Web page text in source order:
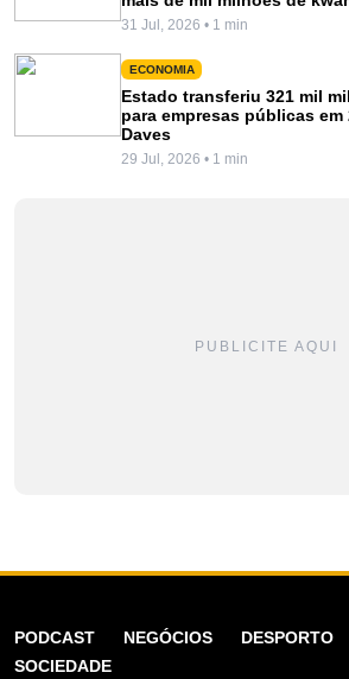
31 Jul, 2026 • 1 min
ECONOMIA
Estado transferiu 321 mil
para empresas públicas em
Daves
29 Jul, 2026 • 1 min
PUBLICITE AQUI
PODCAST NEGÓCIOS DESPORTO
SOCIEDADE